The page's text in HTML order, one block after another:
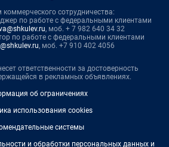
сотрудничества:
по работе с федеральными клиентами
, моб. + 7 982 640 34 32
по работе с федеральными клиентами
, моб. +7 910 402 4056
ответственности за достоверность
в рекламных объявлениях.
об ограничениях
использования cookies
системы
и обработки персональных данных и